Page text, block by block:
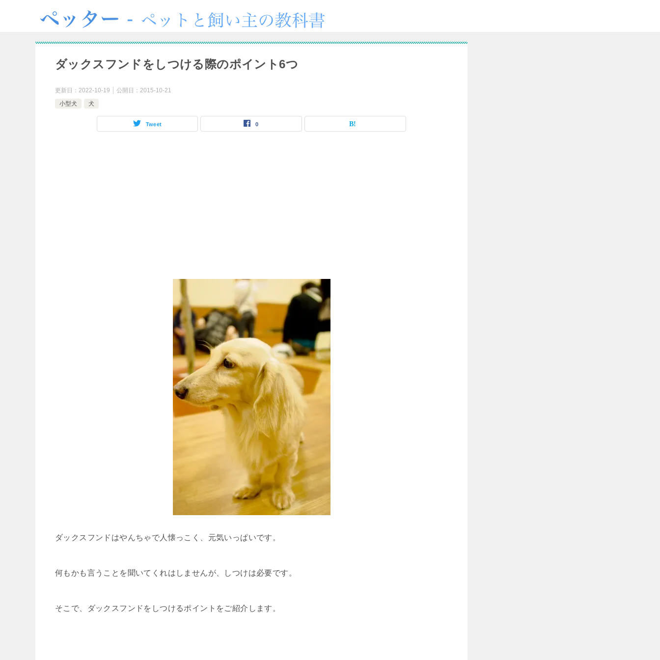
ダックスフンドをしつける際のポイント6つ
更新日： 2022-10-19 公開日： 2015-10-21
小型犬
犬
Tweet 0
ダックスフンドはやんちゃで人懐っこく、元気いっぱいです。
何もかも言うことを聞いてくれはしませんが、しつけは必要です。
そこで、ダックスフンドをしつけるポイントをご紹介します。